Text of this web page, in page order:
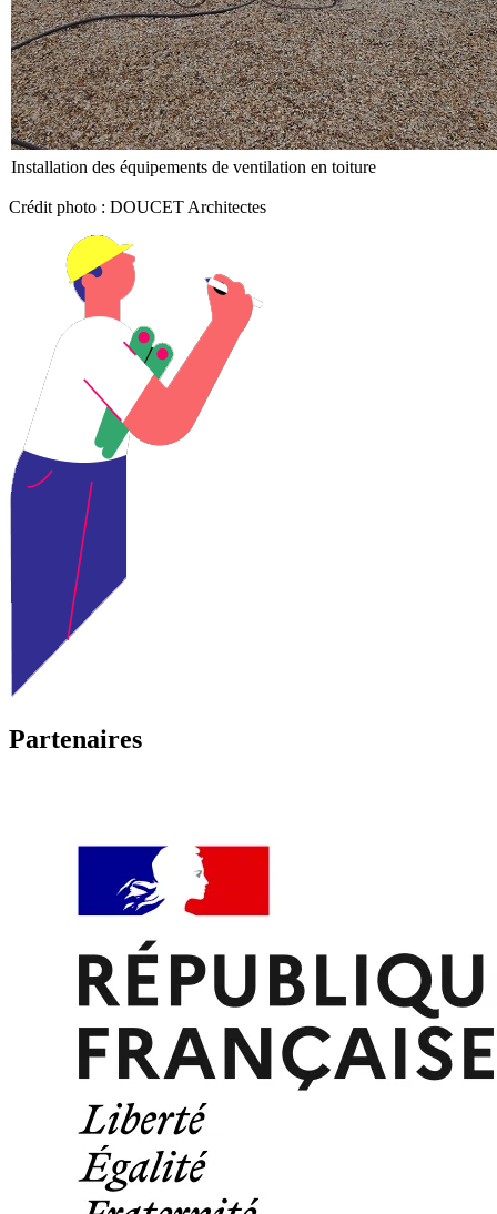
Installation des équipements de ventilation en toiture
Crédit photo : DOUCET Architectes
Partenaires